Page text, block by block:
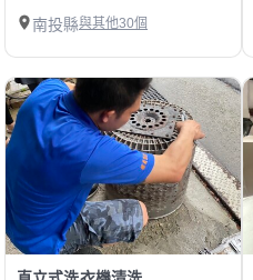
南投縣與其他30個